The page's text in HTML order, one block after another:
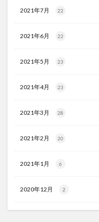
2021年7月 22
2021年6月 22
2021年5月 23
2021年4月 23
2021年3月 28
2021年2月 20
2021年1月 6
2020年12月 2